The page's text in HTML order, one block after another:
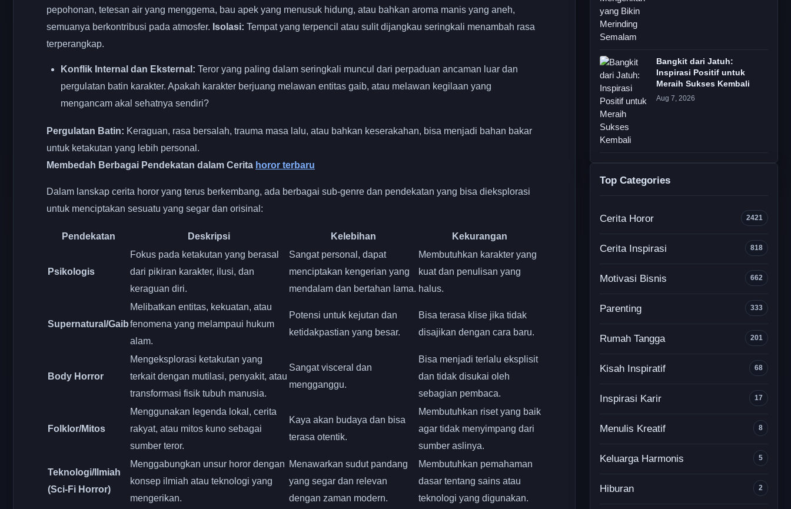
pepohonan, tetesan air yang menggema, bau apek yang menusuk hidung, atau bahkan aroma manis yang aneh,
semuanya berkontribusi pada atmosfer. Isolasi: Tempat yang terpencil atau sulit dijangkau seringkali menambah rasa
terperangkap.
Konflik Internal dan Eksternal: Teror yang paling dalam seringkali muncul dari perpaduan ancaman luar dan
pergulatan batin karakter. Apakah karakter berjuang melawan entitas gaib, atau melawan kegilaan yang
mengancam akal sehatnya sendiri?
Pergulatan Batin: Keraguan, rasa bersalah, trauma masa lalu, atau bahkan keserakahan, bisa menjadi bahan bakar
untuk ketakutan yang lebih personal.
Membedah Berbagai Pendekatan dalam Cerita horor terbaru
Dalam lanskap cerita horor yang terus berkembang, ada berbagai sub-genre dan pendekatan yang bisa dieksplorasi
untuk menciptakan sesuatu yang segar dan orisinal:
Pendekatan Deskripsi Kelebihan Kekurangan
Psikologis
Fokus pada ketakutan yang berasal
dari pikiran karakter, ilusi, dan
keraguan diri.
Sangat personal, dapat
menciptakan kengerian yang
mendalam dan bertahan lama.
Membutuhkan karakter yang
kuat dan penulisan yang
halus.
Supernatural/Gaib
Melibatkan entitas, kekuatan, atau
fenomena yang melampaui hukum
alam.
Potensi untuk kejutan dan
ketidakpastian yang besar.
Bisa terasa klise jika tidak
disajikan dengan cara baru.
Body Horror
Mengeksplorasi ketakutan yang
terkait dengan mutilasi, penyakit, atau
transformasi fisik tubuh manusia.
Sangat visceral dan
mengganggu.
Bisa menjadi terlalu eksplisit
dan tidak disukai oleh
sebagian pembaca.
Folklor/Mitos
Menggunakan legenda lokal, cerita
rakyat, atau mitos kuno sebagai
sumber teror.
Kaya akan budaya dan bisa
terasa otentik.
Membutuhkan riset yang baik
agar tidak menyimpang dari
sumber aslinya.
Teknologi/Ilmiah
(Sci-Fi Horror)
Menggabungkan unsur horor dengan
konsep ilmiah atau teknologi yang
mengerikan.
Menawarkan sudut pandang
yang segar dan relevan
dengan zaman modern.
Membutuhkan pemahaman
dasar tentang sains atau
teknologi yang digunakan.
Bangkit dari Jatuh:
Inspirasi Positif untuk
Meraih Sukses Kembali
Aug 7, 2026
Top Categories
Cerita Horor 2421
Cerita Inspirasi 818
Motivasi Bisnis 662
Parenting 333
Rumah Tangga 201
Kisah Inspiratif 68
Inspirasi Karir 17
Menulis Kreatif 8
Keluarga Harmonis 5
Hiburan 2